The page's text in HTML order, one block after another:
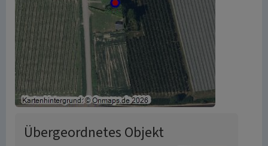
Übergeordnetes Objekt